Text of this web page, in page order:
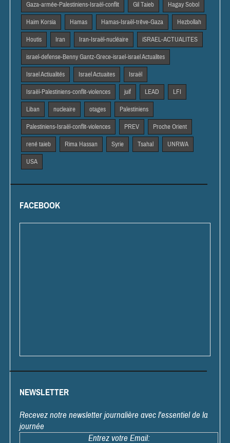
Gaza-armée-Palestiniens-Israël-conflit Gil Taieb Hagay Sobol
Haim Korsia Hamas Hamas-Israël-trêve-Gaza Hezbollah
Houtis Iran Iran-Israël-nucléaire iSRAEL-ACTUALITES
israel-defense-Benny Gantz-Grece-israel-israel Actualites
Israel Actiualités Israel Actuaites Israël
Israël-Palestiniens-conflit-violences juif LEAD LFI
Liban nucleaire otages Palestiniens
Palestiniens-Israël-conflit-violences PREV Proche Orient
rené taieb Rima Hassan Syrie Tsahal UNRWA
USA
FACEBOOK
NEWSLETTER
Recevez notre newsletter journalière avec l'essentiel de la
journée
Entrez votre Email: